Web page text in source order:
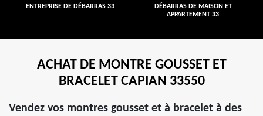
ENTREPRISE DE DÉBARRAS 33
DÉBARRAS DE MAISON ET
APPARTEMENT 33
ACHAT DE MONTRE GOUSSET ET
BRACELET CAPIAN 33550
Vendez vos montres gousset et à bracelet à des